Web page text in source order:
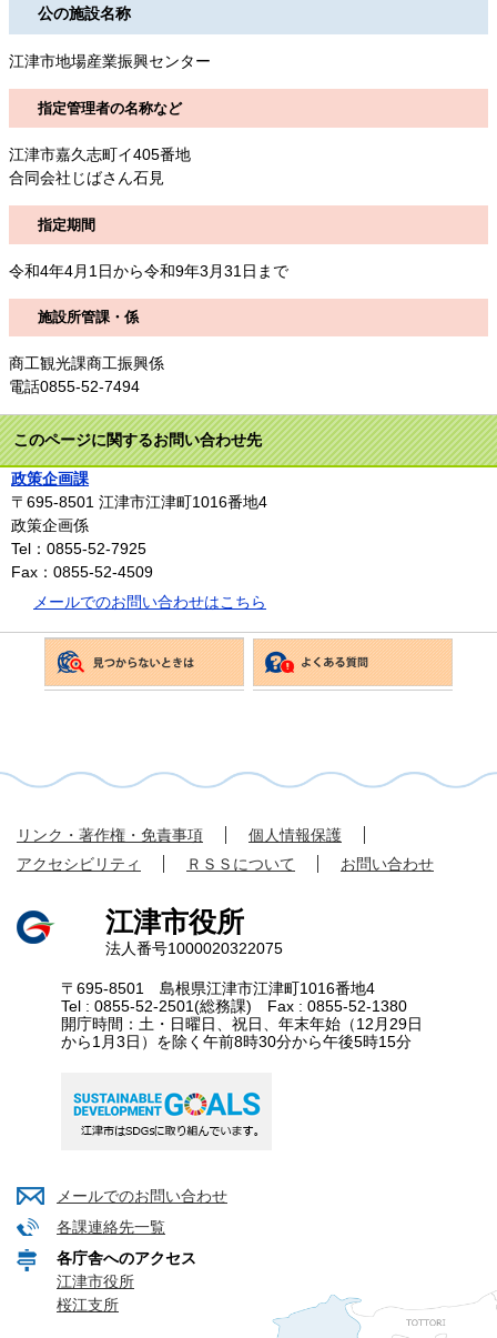
公の施設名称
江津市地場産業振興センター
指定管理者の名称など
江津市嘉久志町イ405番地
合同会社じばさん石見
指定期間
令和4年4月1日から令和9年3月31日まで
施設所管課・係
商工観光課商工振興係
電話0855-52-7494
このページに関するお問い合わせ先
政策企画課
〒695-8501 江津市江津町1016番地4
政策企画係
Tel：0855-52-7925
Fax：0855-52-4509
メールでのお問い合わせはこちら
リンク・著作権・免責事項
個人情報保護
アクセシビリティ
ＲＳＳについて お問い合わせ
江津市役所
法人番号1000020322075
〒695-8501 島根県江津市江津町1016番地4
Tel : 0855-52-2501(総務課) Fax : 0855-52-1380
開庁時間：土・日曜日、祝日、年末年始（12月29日
から1月3日）を除く午前8時30分から午後5時15分
メールでのお問い合わせ
各課連絡先一覧
各庁舎へのアクセス
江津市役所
桜江支所